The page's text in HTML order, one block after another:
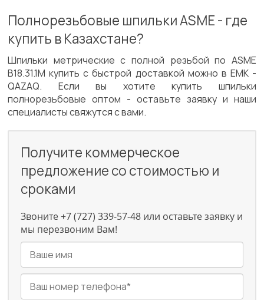
Полнорезьбовые шпильки ASME - где
купить в Казахстане?
Шпильки метрические с полной резьбой по ASME
B18.31.1М купить с быстрой доставкой можно в ЕМК -
QAZAQ. Если вы хотите купить шпильки
полнорезьбовые оптом - оставьте заявку и наши
специалисты свяжутся с вами.
Получите коммерческое
предложение со стоимостью и
сроками
Звоните +7 (727) 339-57-48 или оставьте заявку и
мы перезвоним Вам!